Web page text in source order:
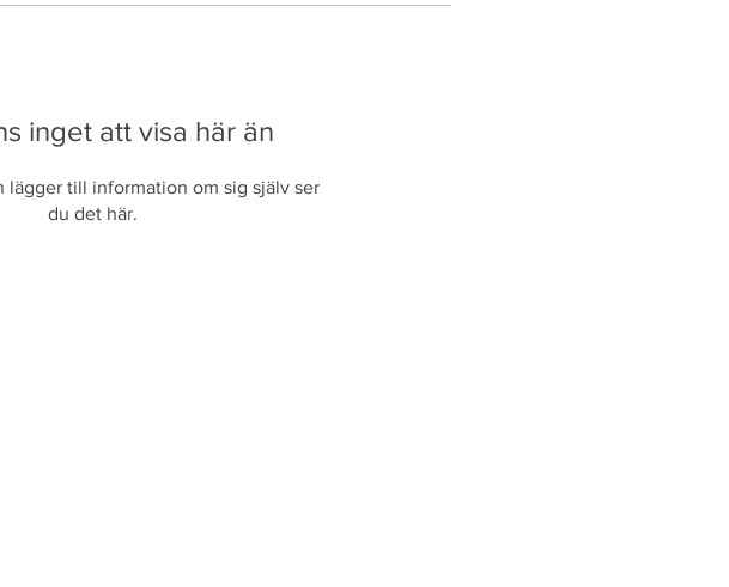
inget att visa här än
lägger till information om sig själv ser
du det här.